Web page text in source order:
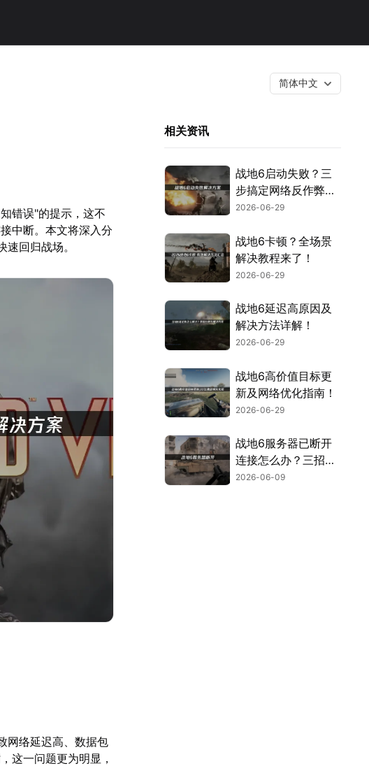
简体中文
错误"的提示，这不
中断。本文将深入分
回归战场。
网络延迟高、数据包
这一问题更为明显，
相关资讯
战地6启动失败？三
步搞定网络反作弊与
安全设置！
2026-06-29
战地6卡顿？全场景
解决教程来了！
2026-06-29
战地6延迟高原因及
解决方法详解！
2026-06-29
战地6高价值目标更
新及网络优化指南！
2026-06-29
战地6服务器已断开
连接怎么办？三招告
别服务器断开连接！
2026-06-09